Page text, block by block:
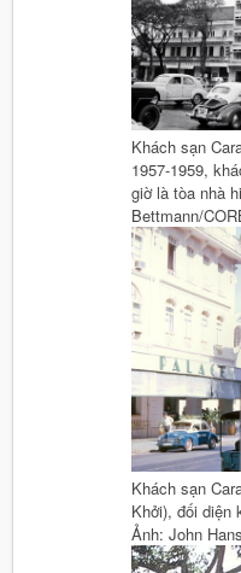
Khách sạn
1957-1959,
giờ là tòa nhà
Bettmann/
Khách sạn
Khởi), đối diện
Ảnh: John